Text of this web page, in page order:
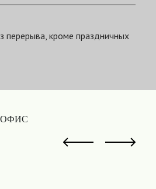
перерыва, кроме праздничных